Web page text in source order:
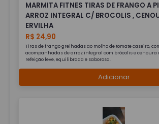
MARMITA FITNES TIRAS DE FRANGO A
ARROZ INTEGRAL C/ BROCOLIS ,
ERVILHA
R$ 24,90
Tiras de frango grelhadas ao molho de tomate caseiro,
acompanhadas de arroz integral com brócolis e cenoura
refeição leve, equilibrada e saborosa.
Adicionar